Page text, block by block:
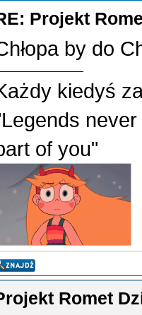
Projekt
by do
kiedyś
of you"
Romet